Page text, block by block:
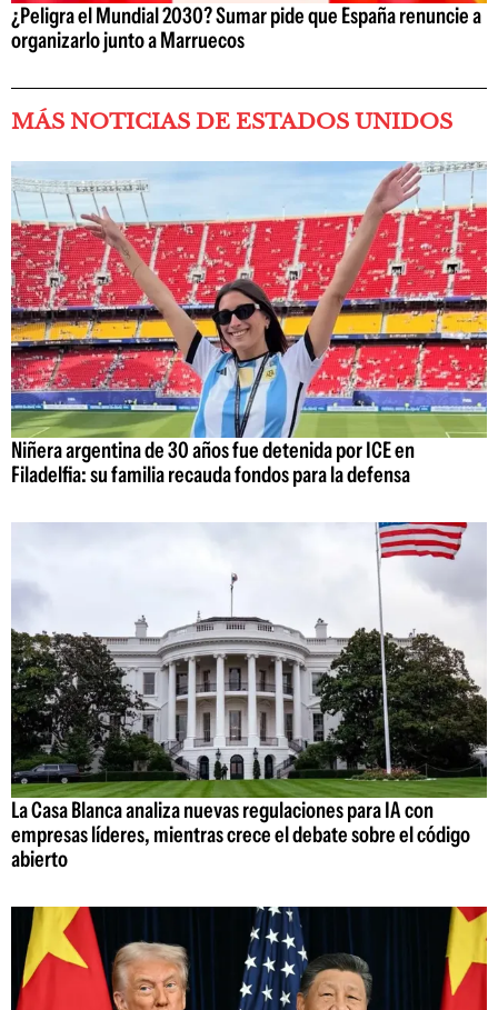
¿Peligra el Mundial 2030? Sumar pide que España renuncie a
organizarlo junto a Marruecos
MÁS NOTICIAS DE ESTADOS UNIDOS
Niñera argentina de 30 años fue detenida por ICE en
Filadelfia: su familia recauda fondos para la defensa
La Casa Blanca analiza nuevas regulaciones para IA con
empresas líderes, mientras crece el debate sobre el código
abierto